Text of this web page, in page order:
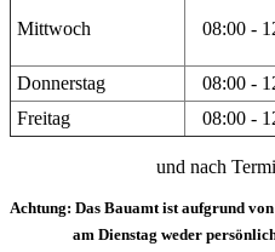
Mittwoch 08:00 -
Donnerstag 08:00 -
Freitag
08:00 -
und nach
Achtung: Das Bauamt ist aufgrund
am Dienstag weder